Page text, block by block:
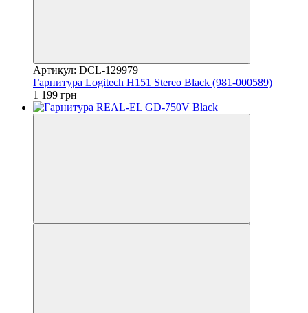
Артикул: DCL-129979
Гарнитура Logitech H151 Stereo Black (981-000589)
1 199 грн